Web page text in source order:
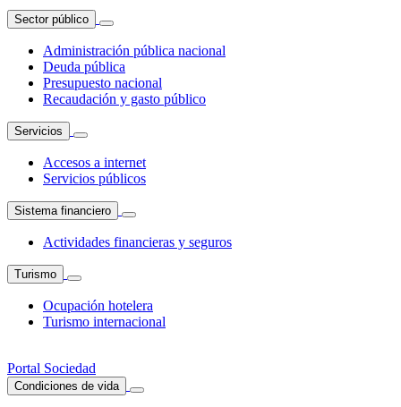
Sector público
Administración pública nacional
Deuda pública
Presupuesto nacional
Recaudación y gasto público
Servicios
Accesos a internet
Servicios públicos
Sistema financiero
Actividades financieras y seguros
Turismo
Ocupación hotelera
Turismo internacional
Portal Sociedad
Condiciones de vida